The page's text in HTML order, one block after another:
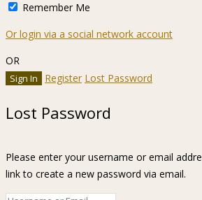
Remember Me
Or login via a social network account
OR
Register Lost Password
Lost Password
Please enter your username or email
link to create a new password via email.